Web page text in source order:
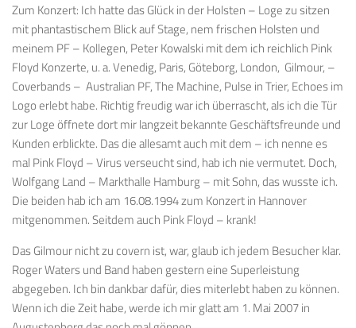
Zum Konzert: Ich hatte das Glück in der Holsten – Loge zu sitzen
mit phantastischem Blick auf Stage, nem frischen Holsten und
meinem PF – Kollegen, Peter Kowalski mit dem ich reichlich Pink
Floyd Konzerte, u. a. Venedig, Paris, Göteborg, London, Gilmour, –
Coverbands – Australian PF, The Machine, Pulse in Trier, Echoes im
Logo erlebt habe. Richtig freudig war ich überrascht, als ich die Tür
zur Loge öffnete dort mir langzeit bekannte Geschäftsfreunde und
Kunden erblickte. Das die allesamt auch mit dem – ich nenne es
mal Pink Floyd – Virus verseucht sind, hab ich nie vermutet. Doch,
Wolfgang Land – Markthalle Hamburg – mit Sohn, das wusste ich.
Die beiden hab ich am 16.08.1994 zum Konzert in Hannover
mitgenommen. Seitdem auch Pink Floyd – krank!
Das Gilmour nicht zu covern ist, war, glaub ich jedem Besucher klar.
Roger Waters und Band haben gestern eine Superleistung
abgegeben. Ich bin dankbar dafür, dies miterlebt haben zu können.
Wenn ich die Zeit habe, werde ich mir glatt am 1. Mai 2007 in